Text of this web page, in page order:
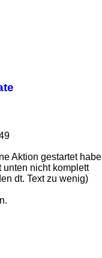
Aktion gestartet habe
unten nicht komplett
dt. Text zu wenig)